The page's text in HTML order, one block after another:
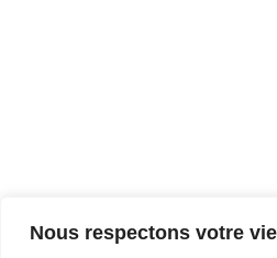
Nous respectons votre